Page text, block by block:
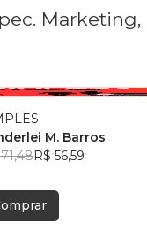
Marketing,
M. Barros
R$ 56,59